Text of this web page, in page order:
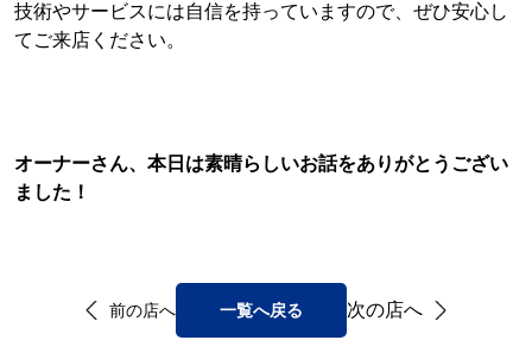
技術やサービスには自信を持っていますので、ぜひ安心し
てご来店ください。
オーナーさん、本日は素晴らしいお話をありがとうござい
ました！
前の店へ 一覧へ戻る 次の店へ